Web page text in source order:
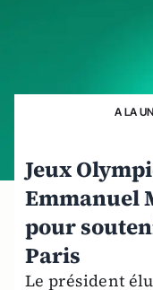
A LA
Jeux
Emmanuel
pour
Paris
Le président